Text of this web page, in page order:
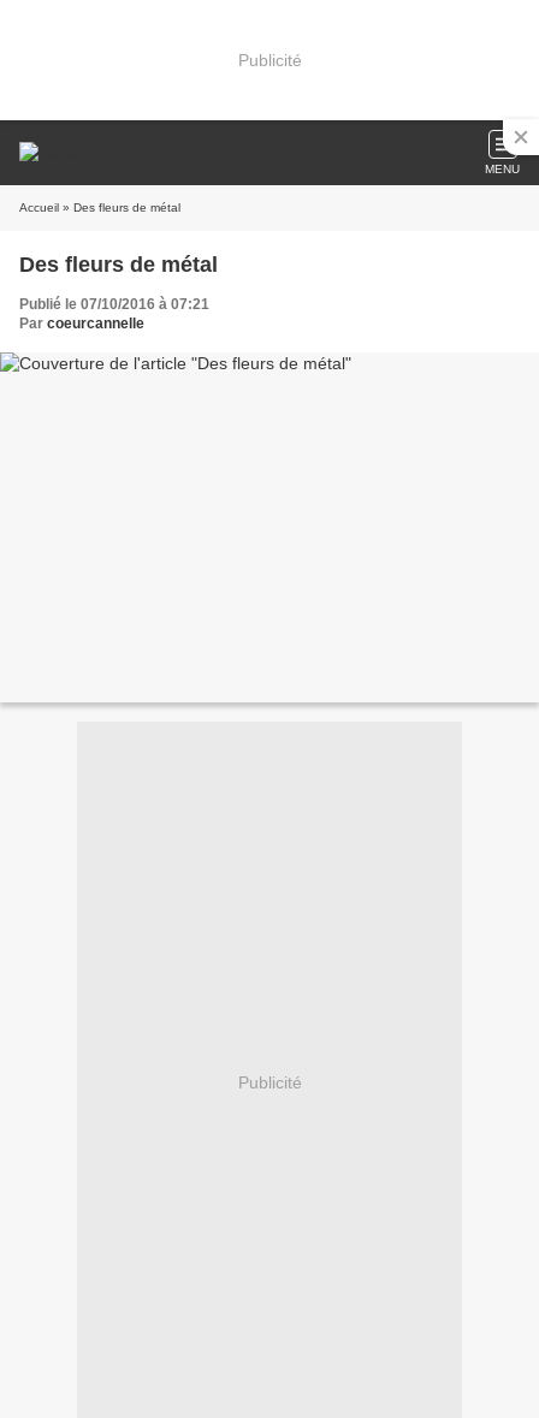
Publicité
MENU
Accueil » Des fleurs de métal
Des fleurs de métal
Publié le 07/10/2016 à 07:21
Par coeurcannelle
Publicité